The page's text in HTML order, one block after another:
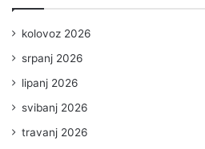
kolovoz 2026
srpanj 2026
lipanj 2026
svibanj 2026
travanj 2026